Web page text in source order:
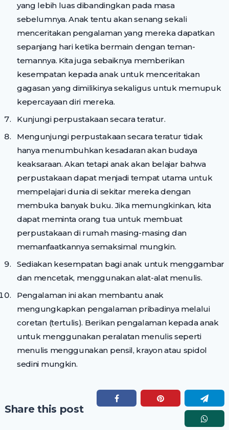
yang lebih luas dibandingkan pada masa
sebelumnya. Anak tentu akan senang sekali
menceritakan pengalaman yang mereka dapatkan
sepanjang hari ketika bermain dengan teman-
temannya. Kita juga sebaiknya memberikan
kesempatan kepada anak untuk menceritakan
gagasan yang dimilikinya sekaligus untuk memupuk
kepercayaan diri mereka.
Kunjungi perpustakaan secara teratur.
Mengunjungi perpustakaan secara teratur tidak
hanya menumbuhkan kesadaran akan budaya
keaksaraan. Akan tetapi anak akan belajar bahwa
perpustakaan dapat menjadi tempat utama untuk
mempelajari dunia di sekitar mereka dengan
membuka banyak buku. Jika memungkinkan, kita
dapat meminta orang tua untuk membuat
perpustakaan di rumah masing-masing dan
memanfaatkannya semaksimal mungkin.
Sediakan kesempatan bagi anak untuk menggambar
dan mencetak, menggunakan alat-alat menulis.
Pengalaman ini akan membantu anak
mengungkapkan pengalaman pribadinya melalui
coretan (tertulis). Berikan pengalaman kepada anak
untuk menggunakan peralatan menulis seperti
menulis menggunakan pensil, krayon atau spidol
sedini mungkin.
Share this post